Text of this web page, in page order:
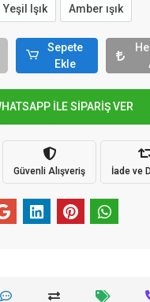
Yeşil Işık Amber ışık
Sepete
Ekle
İLE SİPARİŞ VER
Güvenli Alışveriş İade ve